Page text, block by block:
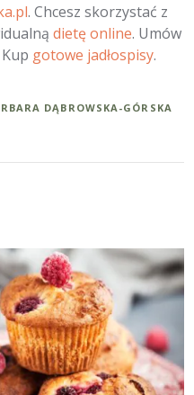
. Chcesz skorzystać z
dietę online. Umów
gotowe jadłospisy.
DĄBROWSKA-GÓRSKA